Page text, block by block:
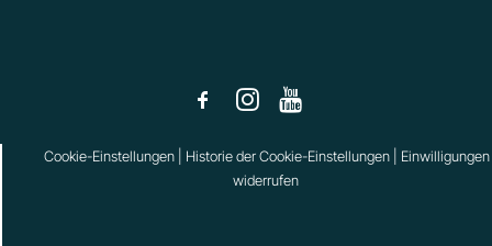
Cookie-Einstellungen Historie der Cookie-Einstellungen
Einwilligungen
widerrufen